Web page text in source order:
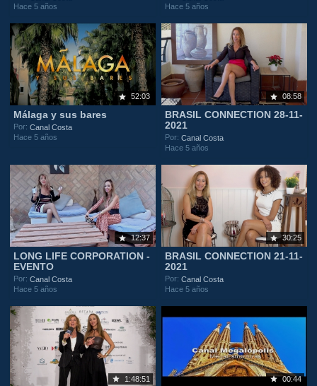
Hace 5 años
Hace 5 años
52:03
Málaga y sus bares
Por:Canal Costa
Hace 5 años
08:58
BRASIL CONNECTION 28-11-
2021
Por:Canal Costa
Hace 5 años
12:37
LONG LIFE CORPORATION -
EVENTO
Por:Canal Costa
Hace 5 años
30:25
BRASIL CONNECTION 21-11-
2021
Por:Canal Costa
Hace 5 años
1:48:51 00:44